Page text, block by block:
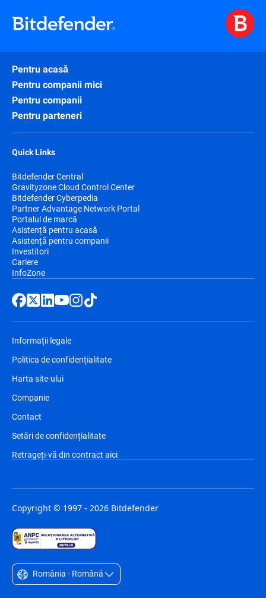
Pentru acasă
Pentru companii mici
Pentru companii
Pentru parteneri
Quick Links
Bitdefender Central
Gravityzone Cloud Control Center
Bitdefender Cyberpedia
Partner Advantage Network Portal
Portalul de marcă
Asistență pentru acasă
Asistență pentru companii
Investitori
Cariere
InfoZone
Informații legale
Politica de confidențialitate
Harta site-ului
Companie
Contact
Setări de confidențialitate
Retrageți-vă din contract aici
Copyright © 1997 - 2026 Bitdefender
România - Română